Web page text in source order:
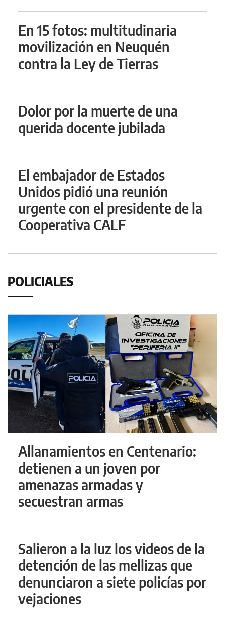
En 15 fotos: multitudinaria
movilización en Neuquén
contra la Ley de Tierras
Dolor por la muerte de una
querida docente jubilada
El embajador de Estados
Unidos pidió una reunión
urgente con el presidente de la
Cooperativa CALF
POLICIALES
Allanamientos en Centenario:
detienen a un joven por
amenazas armadas y
secuestran armas
Salieron a la luz los videos de la
detención de las mellizas que
denunciaron a siete policías por
vejaciones